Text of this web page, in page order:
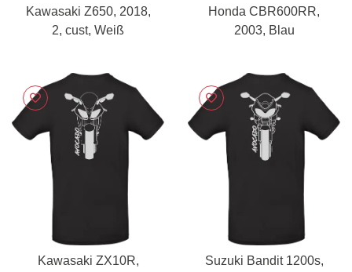
Kawasaki Z650, 2018,
2, cust, Weiß
Honda CBR600RR,
2003, Blau
Kawasaki ZX10R,
Suzuki Bandit 1200s,